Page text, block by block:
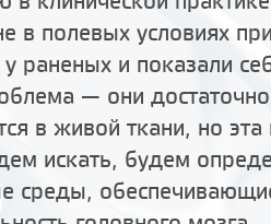
в полевых условиях
раненых и показали
— они
в живой ткани, но
искать, будем
среды,